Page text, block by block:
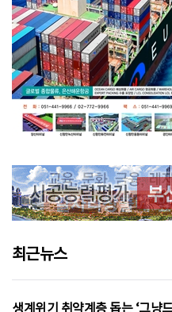
최근뉴스
생계위기 취약계층 돕는 ‘그냥